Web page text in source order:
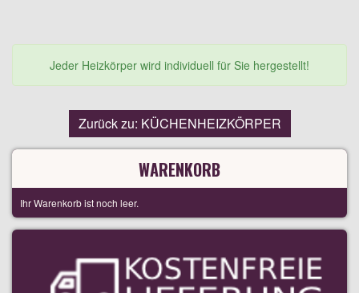
Jeder Heizkörper wird individuell für Sie hergestellt!
Zurück zu: KÜCHENHEIZKÖRPER
WARENKORB
Ihr Warenkorb ist noch leer.